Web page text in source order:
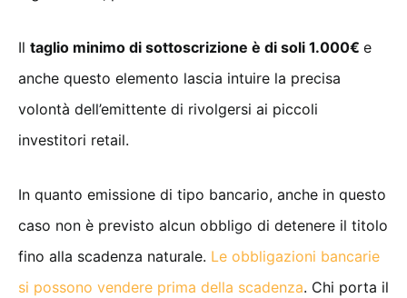
Il taglio minimo di sottoscrizione è di soli 1.000€ e
anche questo elemento lascia intuire la precisa
volontà dell’emittente di rivolgersi ai piccoli
investitori retail.
In quanto emissione di tipo bancario, anche in questo
caso non è previsto alcun obbligo di detenere il titolo
fino alla scadenza naturale. Le obbligazioni bancarie
si possono vendere prima della scadenza. Chi porta il